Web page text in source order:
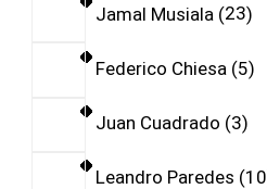
Jamal Musiala 23
Federico Chiesa 5
Juan Cuadrado 3
Leandro Paredes 10